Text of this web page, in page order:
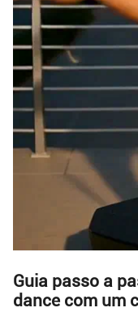
Guia passo a
dance com um